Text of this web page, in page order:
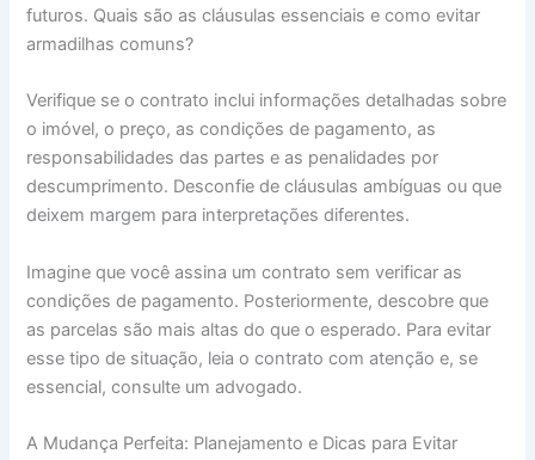
futuros. Quais são as cláusulas essenciais e como evitar
armadilhas comuns?
Verifique se o contrato inclui informações detalhadas sobre
o imóvel, o preço, as condições de pagamento, as
responsabilidades das partes e as penalidades por
descumprimento. Desconfie de cláusulas ambíguas ou que
deixem margem para interpretações diferentes.
Imagine que você assina um contrato sem verificar as
condições de pagamento. Posteriormente, descobre que
as parcelas são mais altas do que o esperado. Para evitar
esse tipo de situação, leia o contrato com atenção e, se
essencial, consulte um advogado.
A Mudança Perfeita: Planejamento e Dicas para Evitar